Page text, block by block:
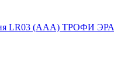
LR03 (ААА) ТРОФИ ЭРА